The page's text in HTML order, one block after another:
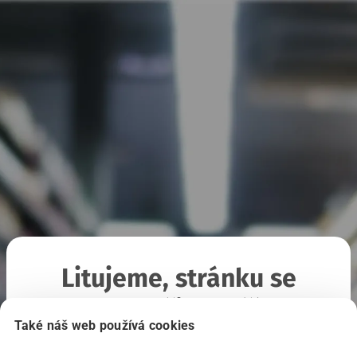
Také náš web používá cookies
Litujeme, stránku se